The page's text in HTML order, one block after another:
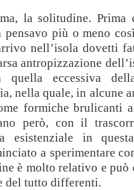
la solitudine. Prima
pensavo più o meno
nell’isola dovetti
antropizzazione
quella eccessiva
nella quale, in alcune
formiche brulicanti
però, con il
esistenziale in
a sperimentare
è molto relativo e può
del tutto differenti.